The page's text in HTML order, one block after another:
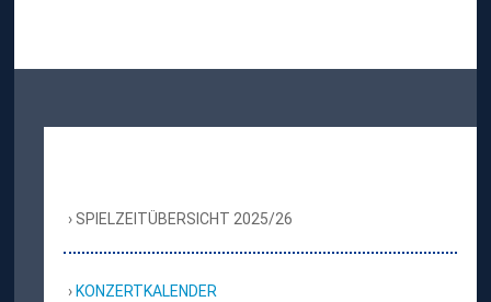
SPIELZEITÜBERSICHT 2025/26
KONZERTKALENDER